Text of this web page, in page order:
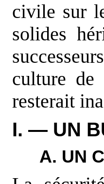
civile sur
solides
culture de
resterait
I. — UN
A. UN